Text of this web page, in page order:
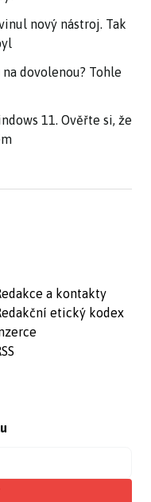
nový nástroj. Tak
dovolenou? Tohle
11. Ověřte si, že
a kontakty
etický kodex